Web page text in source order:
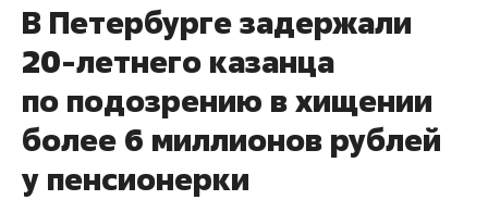
В Петербурге задержали
20-летнего казанца
по подозрению в хищении
более 6 миллионов рублей
у пенсионерки